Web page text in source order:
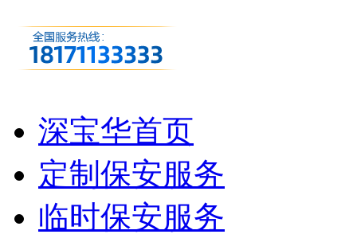
深宝华首页
定制保安服务
临时保安服务